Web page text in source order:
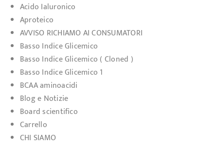
Acido Ialuronico
Aproteico
AVVISO RICHIAMO AI CONSUMATORI
Basso Indice Glicemico
Basso Indice Glicemico ( Cloned )
Basso Indice Glicemico 1
BCAA aminoacidi
Blog e Notizie
Board scientifico
Carrello
CHI SIAMO